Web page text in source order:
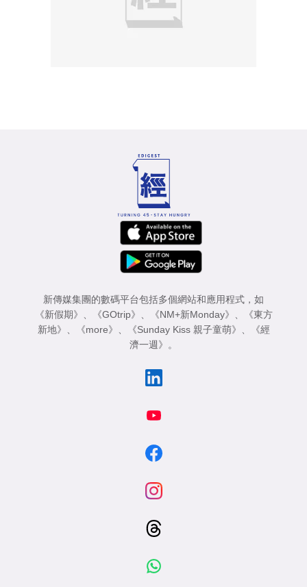
新傳媒集團的數碼平台包括多個網站和應用程式，如
《新假期》
《GOtrip》 《NM+新Monday》
《東方
新地》
《more》 《Sunday Kiss 親子童萌》
《經
濟一週》
。